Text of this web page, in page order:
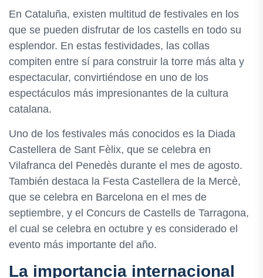
En Cataluña, existen multitud de festivales en los
que se pueden disfrutar de los castells en todo su
esplendor. En estas festividades, las collas
compiten entre sí para construir la torre más alta y
espectacular, convirtiéndose en uno de los
espectáculos más impresionantes de la cultura
catalana.
Uno de los festivales más conocidos es la Diada
Castellera de Sant Fèlix, que se celebra en
Vilafranca del Penedès durante el mes de agosto.
También destaca la Festa Castellera de la Mercè,
que se celebra en Barcelona en el mes de
septiembre, y el Concurs de Castells de Tarragona,
el cual se celebra en octubre y es considerado el
evento más importante del año.
La importancia internacional